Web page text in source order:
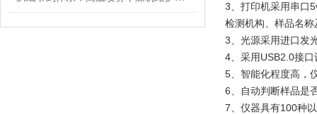
3、打印机采用串口
检测机构、样品名
3、光源采用进口发
4、采用USB2.0接
5、智能化程度高，
6、自动判断样品是
7、仪器具有100种